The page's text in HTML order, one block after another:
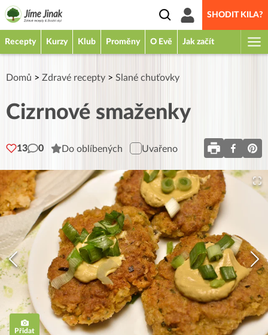
SHODIT KILA?
Recepty Kurzy Klub Proměny O Evě Jak začít
Domů > Zdravé recepty > Slané chuťovky
Cizrnové smaženky
13 0 Do oblíbených Uvařeno
Přidat